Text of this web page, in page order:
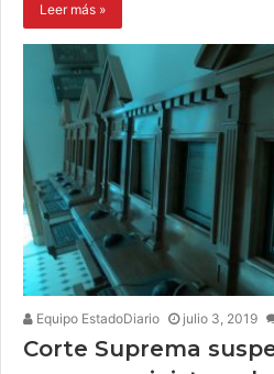
Leer más »
Equipo EstadoDiario julio 3, 2019
Corte Suprema